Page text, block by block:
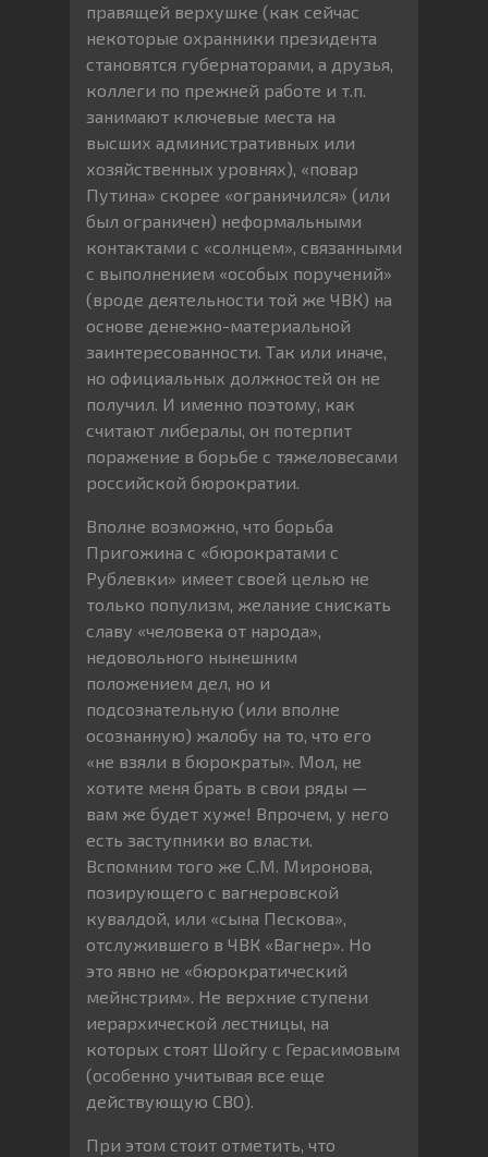
правящей верхушке (как сейчас
некоторые охранники президента
становятся губернаторами, а друзья,
коллеги по прежней работе и т.п.
занимают ключевые места на
высших административных или
хозяйственных уровнях), «повар
Путина» скорее «ограничился» (или
был ограничен) неформальными
контактами с «солнцем», связанными
с выполнением «особых поручений»
(вроде деятельности той же ЧВК) на
основе денежно-материальной
заинтересованности. Так или иначе,
но официальных должностей он не
получил. И именно поэтому, как
считают либералы, он потерпит
поражение в борьбе с тяжеловесами
российской бюрократии.
Вполне возможно, что борьба
Пригожина с «бюрократами с
Рублевки» имеет своей целью не
только популизм, желание снискать
славу «человека от народа»,
недовольного нынешним
положением дел, но и
подсознательную (или вполне
осознанную) жалобу на то, что его
«не взяли в бюрократы». Мол, не
хотите меня брать в свои ряды —
вам же будет хуже! Впрочем, у него
есть заступники во власти.
Вспомним того же С.М. Миронова,
позирующего с вагнеровской
кувалдой, или «сына Пескова»,
отслужившего в ЧВК «Вагнер». Но
это явно не «бюрократический
мейнстрим». Не верхние ступени
иерархической лестницы, на
которых стоят Шойгу с Герасимовым
(особенно учитывая все еще
действующую СВО).
При этом стоит отметить, что